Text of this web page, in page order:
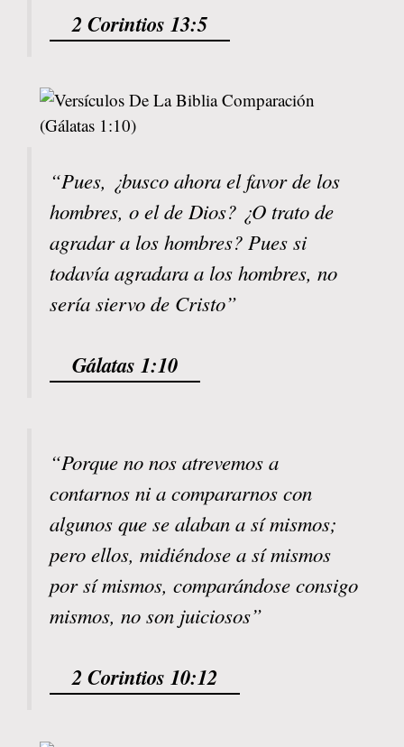
2 Corintios 13:5
“Pues, ¿busco ahora el favor de los
hombres, o el de Dios? ¿O trato de
agradar a los hombres? Pues si
todavía agradara a los hombres, no
sería siervo de Cristo”
Gálatas 1:10
“Porque no nos atrevemos a
contarnos ni a compararnos con
algunos que se alaban a sí mismos;
pero ellos, midiéndose a sí mismos
por sí mismos, comparándose consigo
mismos, no son juiciosos”
2 Corintios 10:12